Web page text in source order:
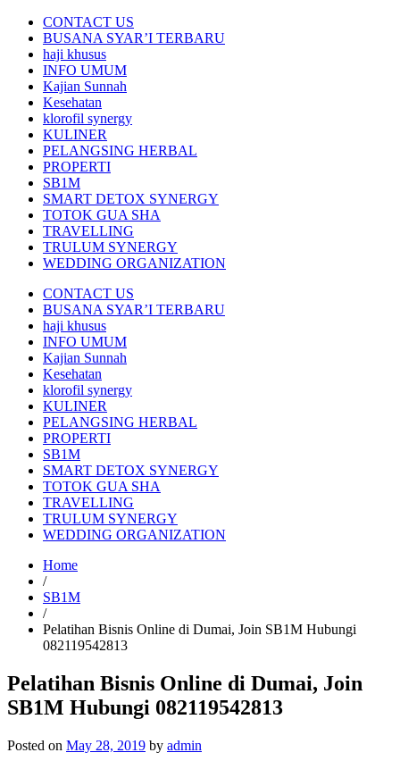
CONTACT US
BUSANA SYAR’I TERBARU
haji khusus
INFO UMUM
Kajian Sunnah
Kesehatan
klorofil synergy
KULINER
PELANGSING HERBAL
PROPERTI
SB1M
SMART DETOX SYNERGY
TOTOK GUA SHA
TRAVELLING
TRULUM SYNERGY
WEDDING ORGANIZATION
CONTACT US
BUSANA SYAR’I TERBARU
haji khusus
INFO UMUM
Kajian Sunnah
Kesehatan
klorofil synergy
KULINER
PELANGSING HERBAL
PROPERTI
SB1M
SMART DETOX SYNERGY
TOTOK GUA SHA
TRAVELLING
TRULUM SYNERGY
WEDDING ORGANIZATION
Home
/
SB1M
/
Pelatihan Bisnis Online di Dumai, Join SB1M Hubungi
082119542813
Pelatihan Bisnis Online di Dumai, Join
SB1M Hubungi 082119542813
Posted on May 28, 2019 by admin